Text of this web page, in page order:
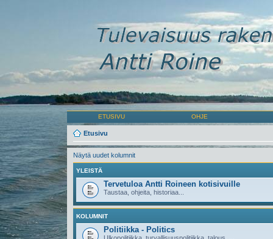
ETUSIVU OHJE
Etusivu
Näytä uudet kolumnit
YLEISTÄ
Tervetuloa Antti Roineen kotisivuille
Taustaa, ohjeita, historiaa...
KOLUMNIT
Politiikka - Politics